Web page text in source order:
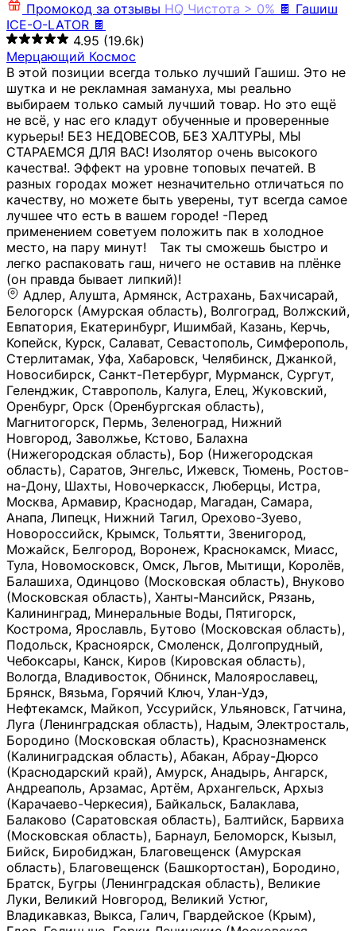
Промокод за отзывы HQ Чистота > 0% 🍫 Гашиш
ICE-O-LATOR 🍫
4.95 (19.6k)
Мерцающий Космос
В этой позиции всегда только лучший Гашиш. Это не
шутка и не рекламная замануха, мы реально
выбираем только самый лучший товар. Но это ещё
не всё, у нас его кладут обученные и проверенные
курьеры! БЕЗ НЕДОВЕСОВ, БЕЗ ХАЛТУРЫ, МЫ
СТАРАЕМСЯ ДЛЯ ВАС! Изолятор очень высокого
качества!. Эффект на уровне топовых печатей. В
разных городах может незначительно отличаться по
качеству, но можете быть уверены, тут всегда самое
лучшее что есть в вашем городе! -Перед
применением советуем положить пак в холодное
место, на пару минут!⠀ Так ты сможешь быстро и
легко распаковать гаш, ничего не оставив на плёнке
(он правда бывает липкий)!
Адлер, Алушта, Армянск, Астрахань, Бахчисарай,
Белогорск (Амурская область), Волгоград, Волжский,
Евпатория, Екатеринбург, Ишимбай, Казань, Керчь,
Копейск, Курск, Салават, Севастополь, Симферополь,
Стерлитамак, Уфа, Хабаровск, Челябинск, Джанкой,
Новосибирск, Санкт-Петербург, Мурманск, Сургут,
Геленджик, Ставрополь, Калуга, Елец, Жуковский,
Оренбург, Орск (Оренбургская область),
Магнитогорск, Пермь, Зеленоград, Нижний
Новгород, Заволжье, Кстово, Балахна
(Нижегородская область), Бор (Нижегородская
область), Саратов, Энгельс, Ижевск, Тюмень, Ростов-
на-Дону, Шахты, Новочеркасск, Люберцы, Истра,
Москва, Армавир, Краснодар, Магадан, Самара,
Анапа, Липецк, Нижний Тагил, Орехово-Зуево,
Новороссийск, Крымск, Тольятти, Звенигород,
Можайск, Белгород, Воронеж, Краснокамск, Миасс,
Тула, Новомосковск, Омск, Льгов, Мытищи, Королёв,
Балашиха, Одинцово (Московская область), Внуково
(Московская область), Ханты-Мансийск, Рязань,
Калининград, Минеральные Воды, Пятигорск,
Кострома, Ярославль, Бутово (Московская область),
Подольск, Красноярск, Смоленск, Долгопрудный,
Чебоксары, Канск, Киров (Кировская область),
Вологда, Владивосток, Обнинск, Малоярославец,
Брянск, Вязьма, Горячий Ключ, Улан-Удэ,
Нефтекамск, Майкоп, Уссурийск, Ульяновск, Гатчина,
Луга (Ленинградская область), Надым, Электросталь,
Бородино (Московская область), Краснознаменск
(Калиниградская область), Абакан, Абрау-Дюрсо
(Краснодарский край), Амурск, Анадырь, Ангарск,
Андреаполь, Арзамас, Артём, Архангельск, Архыз
(Карачаево-Черкесия), Байкальск, Балаклава,
Балаково (Саратовская область), Балтийск, Барвиха
(Московская область), Барнаул, Беломорск, Кызыл,
Бийск, Биробиджан, Благовещенск (Амурская
область), Благовещенск (Башкортостан), Бородино,
Братск, Бугры (Ленинградская область), Великие
Луки, Великий Новгород, Великий Устюг,
Владикавказ, Выкса, Галич, Гвардейское (Крым),